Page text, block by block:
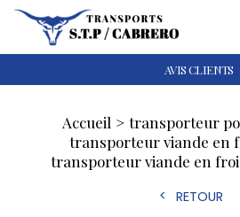
AVIS CLIENTS
Accueil
transporteur
transporteur viande en
transporteur viande en
RETOUR